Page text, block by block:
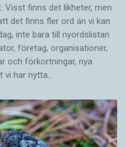
när det gällde
har nästlat sig in i
från Stockholm än
- som blev norm i
text tyder
stød – det
”störa”
så att det låter som
en tydlig
”tjocka” sätt att
med stad och
Visst finns det likheter, men
det finns fler ord än vi kan
inte bara till nyordslistan
företag, organisationer,
och förkortningar, nya
har nytta…